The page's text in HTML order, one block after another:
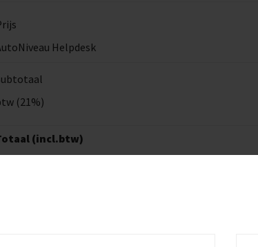
Helpdesk
(21%)
(incl.btw)